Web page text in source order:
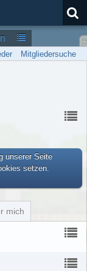
Mitgliedersuche
unserer Seite
setzen.
mich